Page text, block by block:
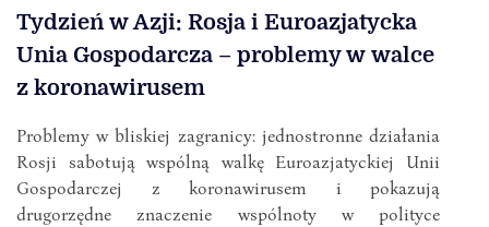
Tydzień w Azji: Rosja i Euroazjatycka
Unia Gospodarcza – problemy w walce
z koronawirusem
Problemy w bliskiej zagranicy: jednostronne działania
Rosji sabotują wspólną walkę Euroazjatyckiej Unii
Gospodarczej z koronawirusem i pokazują
drugorzędne znaczenie wspólnoty w polityce